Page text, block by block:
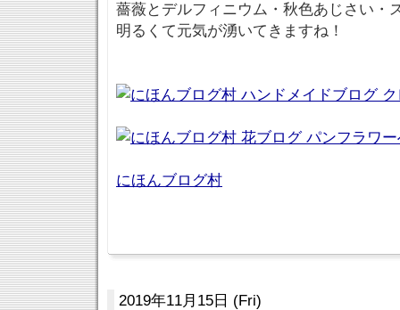
薔薇とデルフィニウム・秋色あじさい・
明るくて元気が湧いてきますね！
にほんブログ村
2019年11月15日 (Fri)